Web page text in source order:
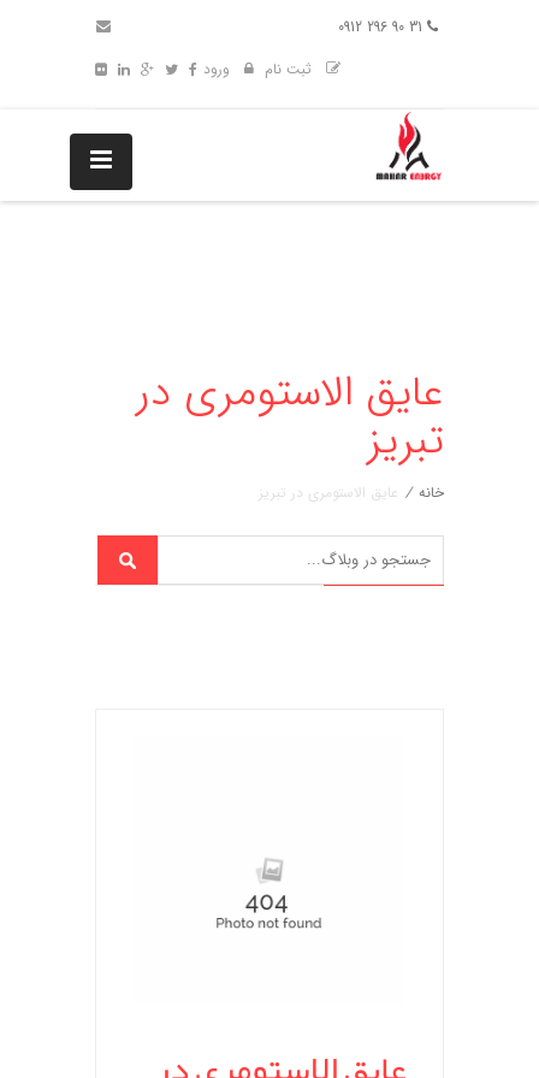
ثبت نام
ورود
عایق الاستومری در
تبریز
خانه / عایق الاستومری در تبریز